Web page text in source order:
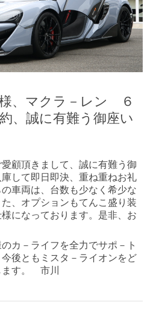
、マクラ－レン ６
、誠に有難う御座い
顧頂きまして、誠に有難う御
して即日即決、重ね重ねお礼
車両は、台数も少なく希少な
、オプションもてんこ盛り装
になっております。是非、お
カ－ライフを全力でサポ－ト
後ともミスタ－ライオンをど
ます。 市川